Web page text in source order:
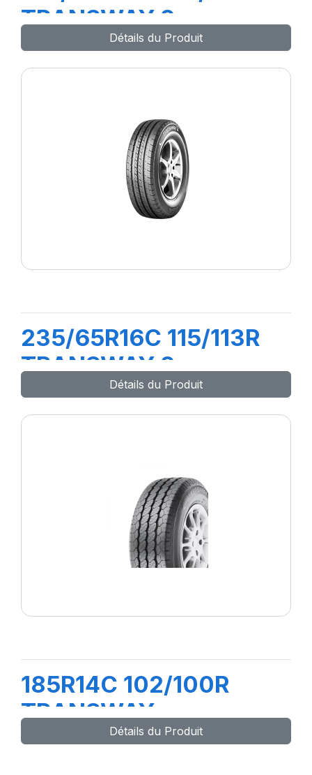
TRANSWAY 2
Détails du Produit
235/65R16C 115/113R
TRANSWAY 2
Détails du Produit
185R14C 102/100R
TRANSWAY
Détails du Produit